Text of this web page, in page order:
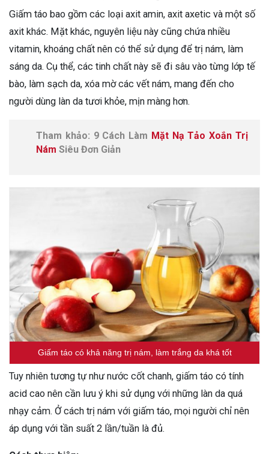
Giấm táo bao gồm các loại axit amin, axit axetic và một số
axit khác. Mặt khác, nguyên liệu này cũng chứa nhiều
vitamin, khoáng chất nên có thể sử dụng để trị nám, làm
sáng da. Cụ thể, các tinh chất này sẽ đi sâu vào từng lớp tế
bào, làm sạch da, xóa mờ các vết nám, mang đến cho
người dùng làn da tươi khỏe, mịn màng hơn.
Tham khảo: 9 Cách Làm Mặt Nạ Tảo Xoắn Trị
Nám Siêu Đơn Giản
Giấm táo có khả năng trị nám, làm trắng da khá tốt
Tuy nhiên tương tự như nước cốt chanh, giấm táo có tính
acid cao nên cần lưu ý khi sử dụng với những làn da quá
nhạy cảm. Ở cách trị nám với giấm táo, mọi người chỉ nên
áp dụng với tần suất 2 lần/tuần là đủ.